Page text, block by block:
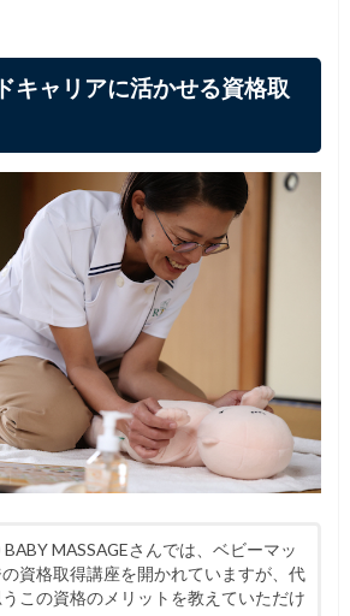
キャリアに活かせる資格取
BABY MASSAGEさんでは、ベビーマッ
資格取得講座を開かれていますが、代
この資格のメリットを教えていただけ